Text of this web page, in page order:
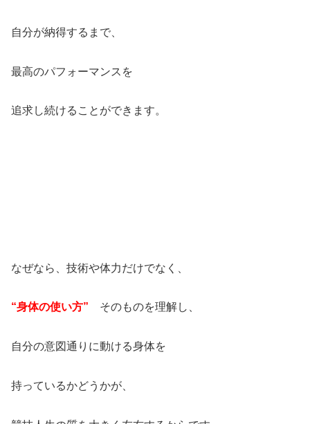
自分が納得するまで、
最高のパフォーマンスを
追求し続けることができます。
なぜなら、技術や体力だけでなく、
“身体の使い方” そのものを理解し、
自分の意図通りに動ける身体を
持っているかどうかが、